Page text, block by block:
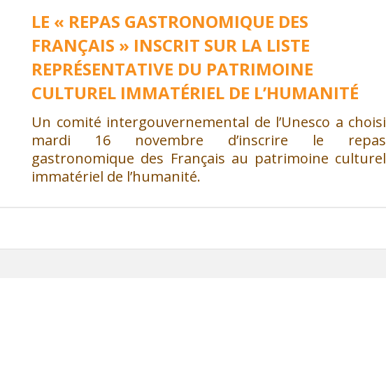
LE « REPAS GASTRONOMIQUE DES
FRANÇAIS » INSCRIT SUR LA LISTE
REPRÉSENTATIVE DU PATRIMOINE
CULTUREL IMMATÉRIEL DE L’HUMANITÉ
Un comité intergouvernemental de l’Unesco a choisi
mardi 16 novembre d’inscrire le repas
gastronomique des Français au patrimoine culturel
immatériel de l’humanité.